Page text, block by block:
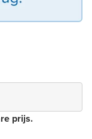
prijs.